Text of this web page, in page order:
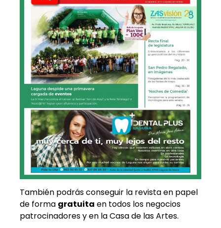
También podrás conseguir la revista en papel
de forma gratuita en todos los negocios
patrocinadores y en la Casa de las Artes.